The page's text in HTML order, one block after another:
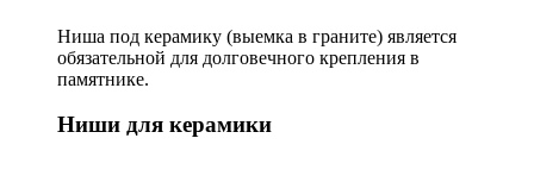
Ниша под керамику (выемка в граните) является
обязательной для долговечного крепления в
памятнике.
Ниши для керамики